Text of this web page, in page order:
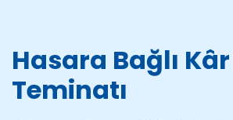
Hasara Bağlı
Teminatı